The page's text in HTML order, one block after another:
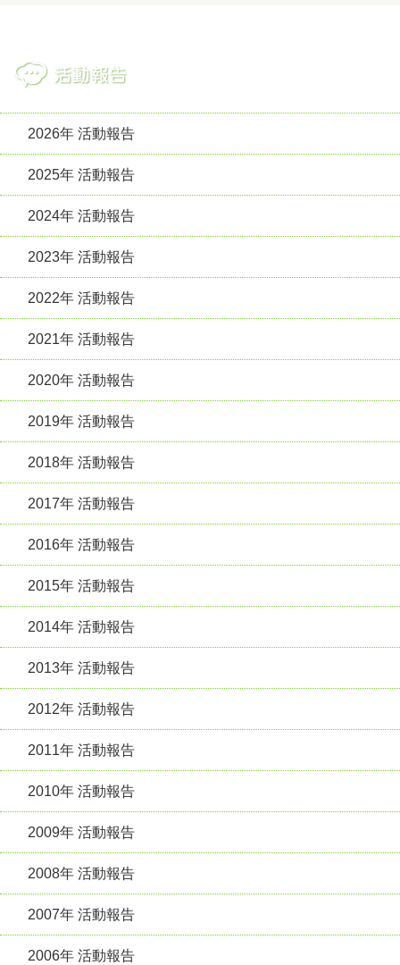
2026年 活動報告
2025年 活動報告
2024年 活動報告
2023年 活動報告
2022年 活動報告
2021年 活動報告
2020年 活動報告
2019年 活動報告
2018年 活動報告
2017年 活動報告
2016年 活動報告
2015年 活動報告
2014年 活動報告
2013年 活動報告
2012年 活動報告
2011年 活動報告
2010年 活動報告
2009年 活動報告
2008年 活動報告
2007年 活動報告
2006年 活動報告